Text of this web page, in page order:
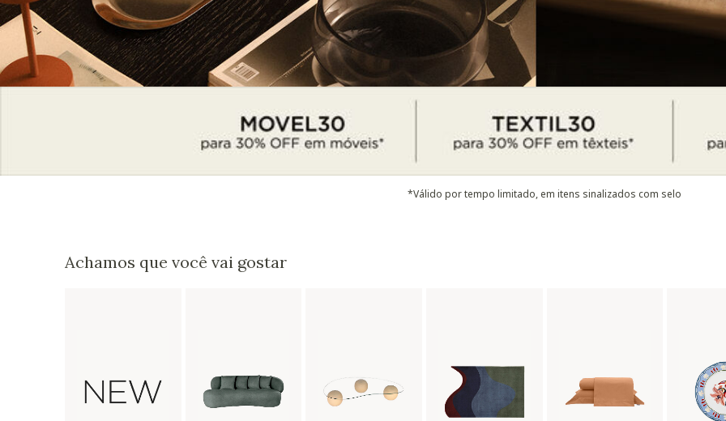
*Válido por tempo limitado, em itens sinalizados com selo
Achamos que você vai gostar